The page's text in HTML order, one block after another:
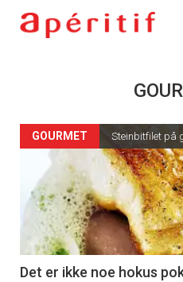
GOURMET Steinbitfilet på
Det er ikke noe hokus